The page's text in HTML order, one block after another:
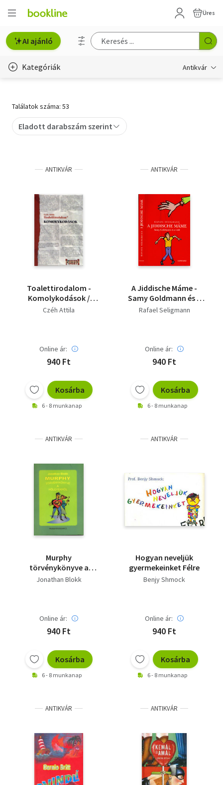
Üres
AI ajánló
Kategóriák Antikvár
Életmód, egészség
Hobbi, szabadidő
Idegen nyelvű
Irodalom
Minikönyv
Művészet
Szótár, nyelvkönyv
Társadalomtudomány
Történelem
Találatok száma: 53
Eladott darabszám szerint
ANTIKVÁR
Toalettirodalom -
Komolykodások /
Idétlenkedések - Első
Czéh Attila
Online ár:
940 Ft
Kosárba
6 - 8 munkanap
ANTIKVÁR
A Jiddische Máme -
Samy Goldmann és a
nők
Rafael Seligmann
Online ár:
940 Ft
Kosárba
6 - 8 munkanap
ANTIKVÁR
Murphy
törvénykönyve a
hölgyekről
Jonathan Blokk
Online ár:
940 Ft
Kosárba
6 - 8 munkanap
ANTIKVÁR
Hogyan neveljük
gyermekeinket Félre
Benjy Shmock
Online ár:
940 Ft
Kosárba
6 - 8 munkanap
ANTIKVÁR ANTIKVÁR